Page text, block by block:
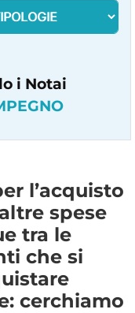
i Notai
l’acquisto
spese
tra le
che si
cerchiamo